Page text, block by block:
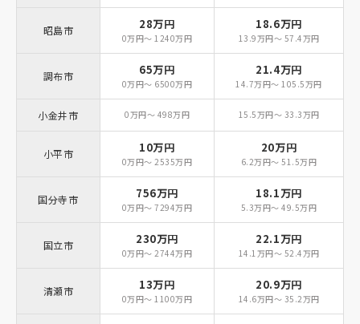
昭島市 28万円
0万円～ 1240万円
18.6万円
13.9万円～ 57.4万円
調布市 65万円
0万円～ 6500万円
21.4万円
14.7万円～ 105.5万円
小金井市 0万円～ 498万円 15.5万円～ 33.3万円
小平市 10万円
0万円～ 2535万円
20万円
6.2万円～ 51.5万円
国分寺市 756万円
0万円～ 7294万円
18.1万円
5.3万円～ 49.5万円
国立市 230万円
0万円～ 2744万円
22.1万円
14.1万円～ 52.4万円
清瀬市 13万円
0万円～ 1100万円
20.9万円
14.6万円～ 35.2万円